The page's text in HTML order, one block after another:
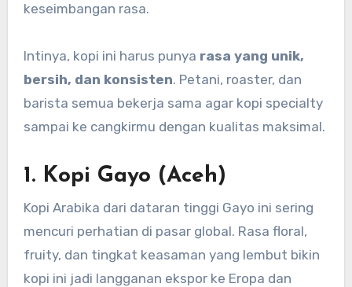
keseimbangan rasa.
Intinya, kopi ini harus punya rasa yang unik,
bersih, dan konsisten. Petani, roaster, dan
barista semua bekerja sama agar kopi specialty
sampai ke cangkirmu dengan kualitas maksimal.
1. Kopi Gayo (Aceh)
Kopi Arabika dari dataran tinggi Gayo ini sering
mencuri perhatian di pasar global. Rasa floral,
fruity, dan tingkat keasaman yang lembut bikin
kopi ini jadi langganan ekspor ke Eropa dan